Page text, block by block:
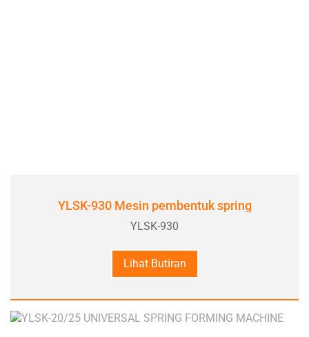
YLSK-930 Mesin pembentuk spring
YLSK-930
Lihat Butiran